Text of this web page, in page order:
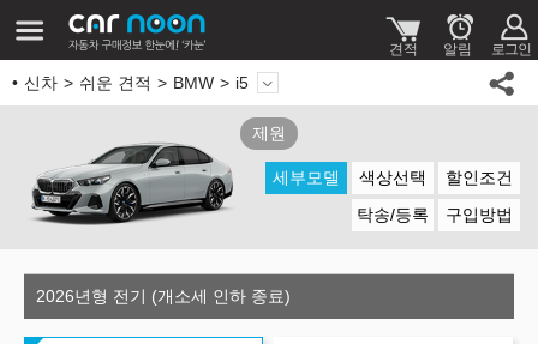
신차 쉬운 견적 BMW i5
제원
세부모델 색상선택
할인조건
탁송/등록
구입방법
2026년형 전기 (개소세 인하 종료)